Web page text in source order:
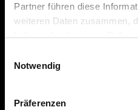
Partner führen diese
weiteren Daten zusammen,
haben oder die sie im
Notwendig
Präferenzen
Mentions légales
Droit de rétractation